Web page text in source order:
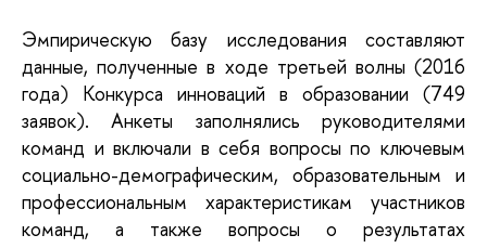
Эмпирическую базу исследования составляют
данные, полученные в ходе третьей волны (2016
года) Конкурса инноваций в образовании (749
заявок). Анкеты заполнялись руководителями
команд и включали в себя вопросы по ключевым
социально-демографическим, образовательным и
профессиональным характеристикам участников
команд, а также вопросы о результатах